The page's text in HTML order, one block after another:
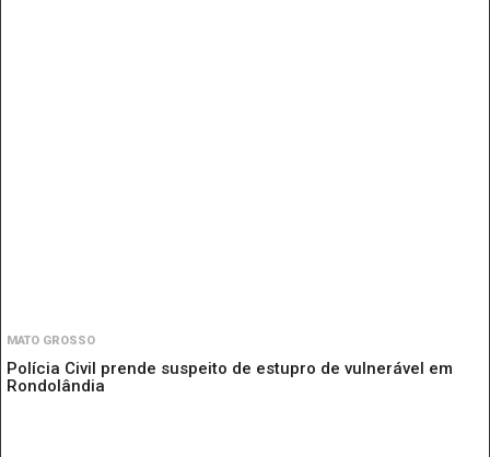
MATO GROSSO
Polícia Civil prende suspeito de estupro de vulnerável em
Rondolândia